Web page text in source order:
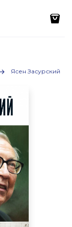
Ясен Засурский